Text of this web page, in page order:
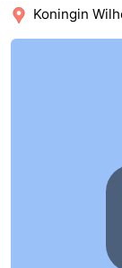
Koningin